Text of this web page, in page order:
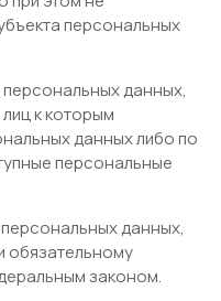
персональных
данных,
к которым
данных либо по
персональные
данных,
обязательному
законом.